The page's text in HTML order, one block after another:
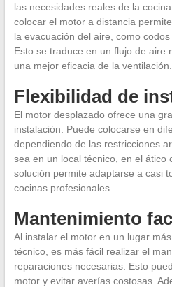
las necesidades reales de la
colocar el motor a distancia
la evacuación del aire, como
Esto se traduce en un flujo de aire
una mejor eficacia de la ventilación.
Flexibilidad de
El motor desplazado ofrece una
instalación. Puede colocarse en
dependiendo de las restricciones
sea en un local técnico, en el ático
solución permite adaptarse a casi
cocinas profesionales.
Mantenimiento
Al instalar el motor en un lugar
técnico, es más fácil realizar el
reparaciones necesarias. Esto
motor y evitar averías costosas.